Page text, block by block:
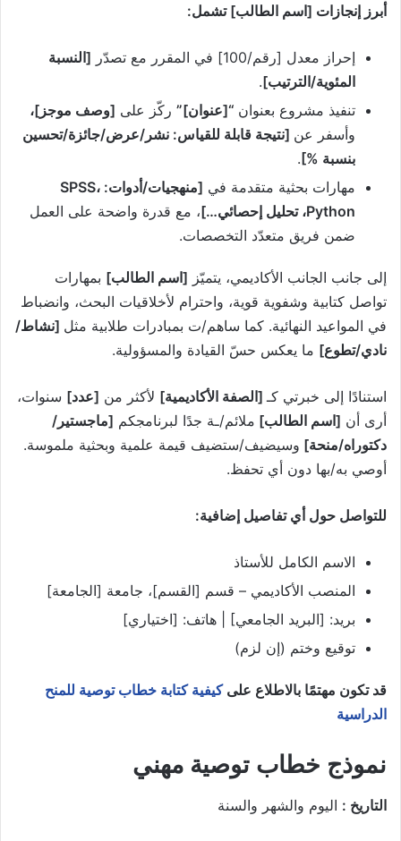
أبرز إنجازات [اسم الطالب] تشمل:
إحراز معدل [رقم/100] في المقرر مع تصدّر [النسبة
المئوية/الترتيب].
تنفيذ مشروع بعنوان “[عنوان]” ركّز على [وصف موجز]،
وأسفر عن [نتيجة قابلة للقياس: نشر/عرض/جائزة/تحسين
بنسبة %].
مهارات بحثية متقدمة في
[منهجيات/أدوات: SPSS،
Python، تحليل إحصائي…]
، مع قدرة واضحة على العمل
ضمن فريق متعدّد التخصصات.
إلى جانب الجانب الأكاديمي، يتميّز [اسم الطالب] بمهارات
تواصل كتابية وشفوية قوية، واحترام لأخلاقيات البحث، وانضباط
في المواعيد النهائية. كما ساهم/ت بمبادرات طلابية مثل [نشاط/
نادي/تطوع] ما يعكس حسّ القيادة والمسؤولية.
استنادًا إلى خبرتي كـ [الصفة الأكاديمية] لأكثر من [عدد] سنوات،
أرى أن [اسم الطالب] ملائم/ـة جدًا لبرنامجكم [ماجستير/
دكتوراه/منحة] وسيضيف/ستضيف قيمة علمية وبحثية ملموسة.
أوصي به/بها دون أي تحفظ.
للتواصل حول أي تفاصيل إضافية:
الاسم الكامل للأستاذ
المنصب الأكاديمي – قسم [القسم]، جامعة [الجامعة]
بريد: [البريد الجامعي] | هاتف: [اختياري]
توقيع وختم (إن لزم)
قد تكون مهتمًا بالاطلاع علىكيفية كتابة خطاب توصية للمنح
الدراسية
نموذج خطاب توصية مهني
التاريخ : اليوم والشهر والسنة